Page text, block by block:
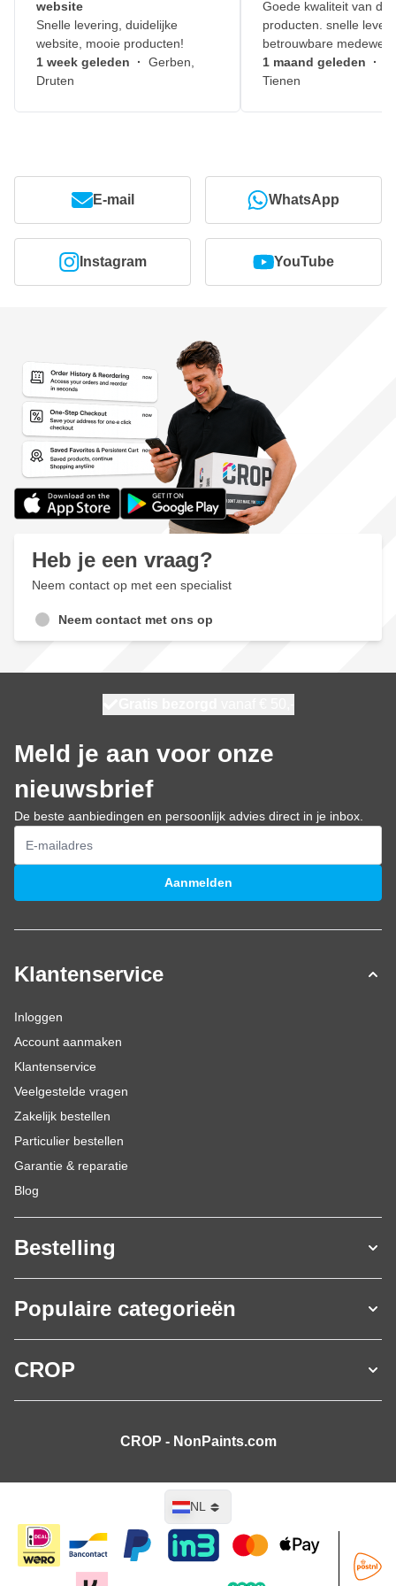
website
Snelle levering, duidelijke
website, mooie producten!
1 week geleden · Gerben,
Druten
Goede kwaliteit van de
producten. snelle
betrouwbare
1 maand geleden ·
Tienen
E-mail WhatsApp
Instagram YouTube
Heb je een vraag?
Neem contact op met een specialist
Neem contact met ons op
Meld je aan voor onze
nieuwsbrief
De beste aanbiedingen en persoonlijk advies direct in je inbox.
E-mailadres
Aanmelden
Klantenservice
Inloggen
Account aanmaken
Klantenservice
Veelgestelde vragen
Zakelijk bestellen
Particulier bestellen
Garantie & reparatie
Blog
Bestelling
Populaire categorieën
CROP
CROP - NonPaints.com
Taal
NL